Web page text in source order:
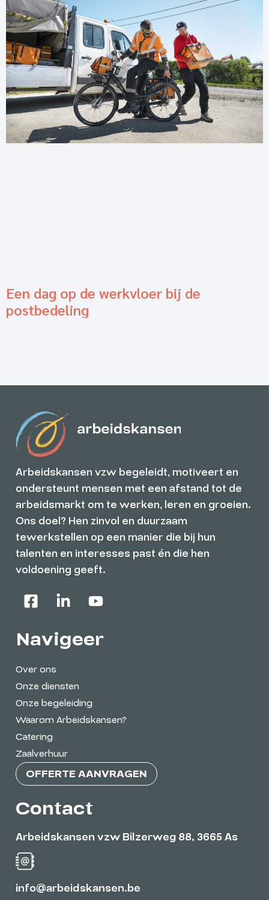
Een dag op de werkvloer bij de
postbedeling
Arbeidskansen vzw begeleidt, motiveert en
ondersteunt mensen met een afstand tot de
arbeidsmarkt om te werken, leren en groeien.
Ons doel? Hen zinvol en duurzaam
tewerkstellen op een manier die bij hun
talenten en interesses past én die hen
voldoening geeft.
Navigeer
Over ons
Onze diensten
Onze begeleiding
Waarom Arbeidskansen?
Catering
Zaalverhuur
OFFERTE AANVRAGEN
Contact
Arbeidskansen vzw Bilzerweg 88, 3665 As
info@arbeidskansen.be